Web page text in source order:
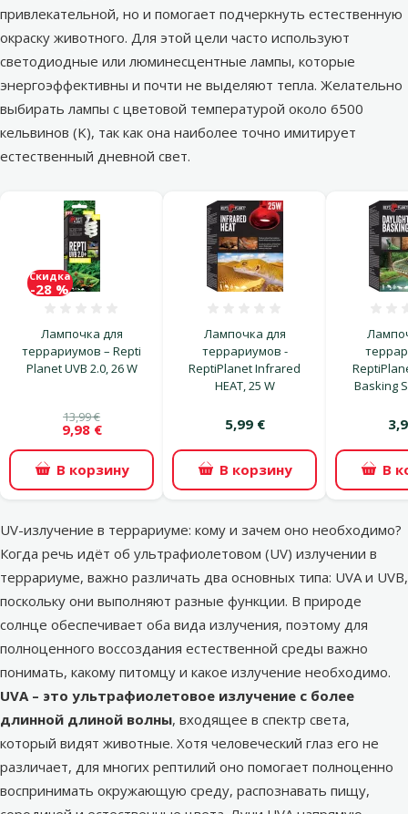
привлекательной, но и помогает подчеркнуть естественную
окраску животного. Для этой цели часто используют
светодиодные или люминесцентные лампы, которые
энергоэффективны и почти не выделяют тепла. Желательно
выбирать лампы с цветовой температурой около 6500
кельвинов (K), так как она наиболее точно имитирует
естественный дневной свет.
Лампочка для
террариумов – Repti
Planet UVB 2.0, 26 W
13,99 €
9,98 €
Скидка
-28 %
В корзину
Лампочка для
террариумов -
ReptiPlanet Infrared
HEAT, 25 W
5,99 €
В корзину
Basking
В
UV-излучение в террариуме: кому и зачем оно необходимо?
Когда речь идёт об ультрафиолетовом (UV) излучении в
террариуме, важно различать два основных типа: UVA и UVB,
поскольку они выполняют разные функции. В природе
солнце обеспечивает оба вида излучения, поэтому для
полноценного воссоздания естественной среды важно
понимать, какому питомцу и какое излучение необходимо.
UVA – это ультрафиолетовое излучение с более
длинной длиной волны, входящее в спектр света,
который видят животные. Хотя человеческий глаз его не
различает, для многих рептилий оно помогает полноценно
воспринимать окружающую среду, распознавать пищу,